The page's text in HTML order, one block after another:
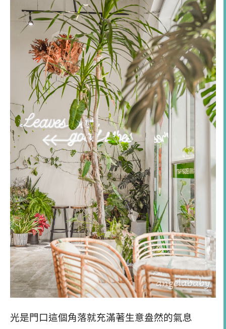
光是門口這個角落就充滿著生意盎然的氣息